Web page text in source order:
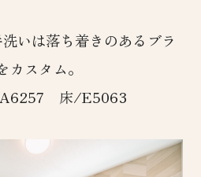
いは落ち着きのあるブラ
カスタム。
床/E5063